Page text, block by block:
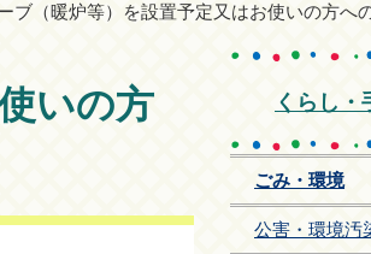
ブ（暖炉等）を設置予定又はお使いの方へ
いの方
くらし・
ごみ・環境
公害・環境汚